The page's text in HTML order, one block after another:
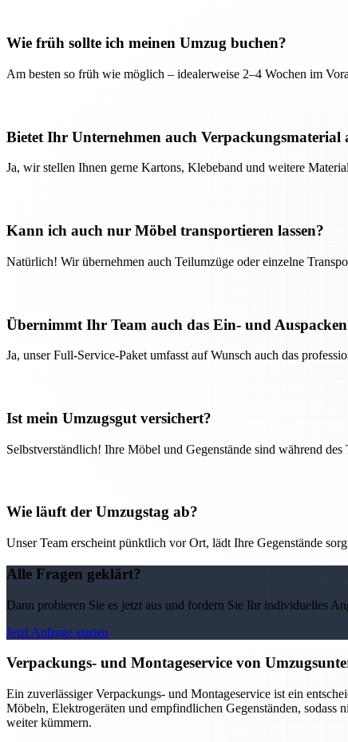
Wie früh sollte ich meinen Umzug buchen?
Am besten so früh wie möglich – idealerweise 2–4 Wochen im
Bietet Ihr Unternehmen auch Verpackungsmaterial
Ja, wir stellen Ihnen gerne Kartons, Klebeband und weitere
Kann ich auch nur Möbel transportieren lassen?
Natürlich! Wir übernehmen auch Teilumzüge oder einzelne
Übernimmt Ihr Team auch das Ein- und
Ja, unser Full-Service-Paket umfasst auf Wunsch auch das
Ist mein Umzugsgut versichert?
Selbstverständlich! Ihre Möbel und Gegenstände sind während des
Wie läuft der Umzugstag ab?
Unser Team erscheint pünktlich vor Ort, lädt Ihre Gegenstände
Alle Fragen geklärt?
Dann probieren Sie es jetzt aus und fordern Sie Ihr individuelles
Jetzt Anfrage starten
Verpackungs- und Montageservice von
Ein zuverlässiger Verpackungs- und Montageservice ist ein
Möbeln, Elektrogeräten und empfindlichen Gegenständen, sodass
weiter kümmern.